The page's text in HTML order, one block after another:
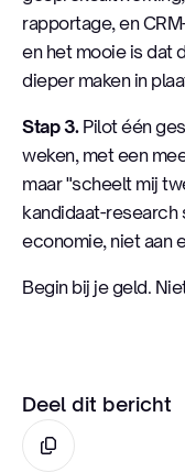
rapportage, en
en het mooie is dat
dieper maken in
Stap 3.Pilot één
weken, met een
maar "scheelt mij
kandidaat-research
economie, niet aan
Begin bij je geld.
Deel dit bericht